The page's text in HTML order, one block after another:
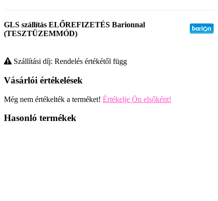
GLS szállítás ELŐREFIZETÉS Barionnal
(TESZTÜZEMMÓD)
Szállítási díj: Rendelés értékétől függ
Vásárlói értékelések
Még nem értékelték a terméket! Értékelje Ön elsőként!
Hasonló termékek